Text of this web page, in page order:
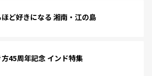
ど好きになる 湘南・江の島
45周年記念 インド特集